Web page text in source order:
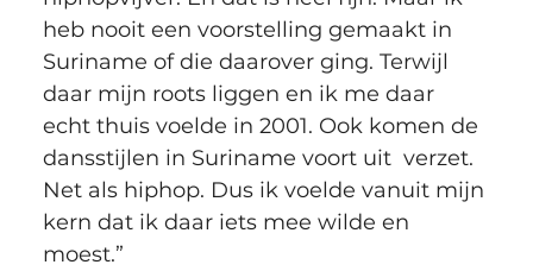
heb nooit een voorstelling gemaakt in
Suriname of die daarover ging. Terwijl
daar mijn roots liggen en ik me daar
echt thuis voelde in 2001. Ook komen de
dansstijlen in Suriname voort uit  verzet.
Net als hiphop. Dus ik voelde vanuit mijn
kern dat ik daar iets mee wilde en
moest.”